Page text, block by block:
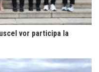
vor participa la